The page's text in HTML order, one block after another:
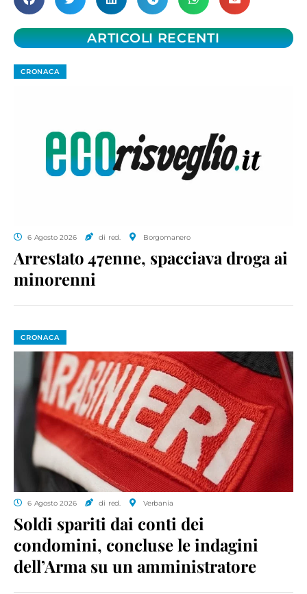
ARTICOLI RECENTI
CRONACA
6 Agosto 2026 di red. Borgomanero
Arrestato 47enne, spacciava droga ai
minorenni
CRONACA
6 Agosto 2026 di red. Verbania
Soldi spariti dai conti dei
condomini, concluse le indagini
dell’Arma su un amministratore